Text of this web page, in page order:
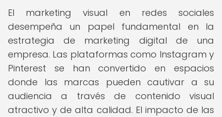
El marketing visual en redes sociales
desempeña un papel fundamental en la
estrategia de marketing digital de una
empresa. Las plataformas como Instagram y
Pinterest se han convertido en espacios
donde las marcas pueden cautivar a su
audiencia a través de contenido visual
atractivo y de alta calidad. El impacto de las